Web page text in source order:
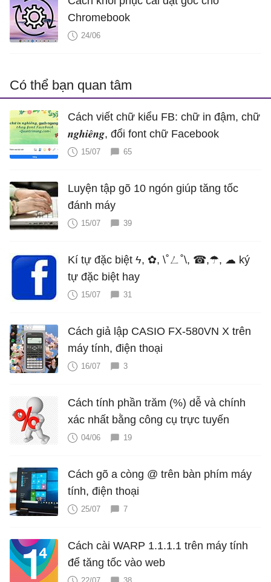
Chromebook
24/06
Có thể bạn quan tâm
Cách viết chữ kiểu FB: chữ in đậm, chữ
𝒏𝒈𝒉𝒊𝒆̂𝒏𝒈, đổi font chữ Facebook
15/07 65
Luyện tập gõ 10 ngón giúp tăng tốc
đánh máy
15/07 39
Kí tự đặc biệt ϟ, ✿, \˚ㄥ˚\, ☎,☂, ☁ ký
tự đặc biệt hay
15/07 31
Cách giả lập CASIO FX-580VN X trên
máy tính, điện thoại
16/07 3
Cách tính phần trăm (%) dễ và chính
xác nhất bằng công cụ trực tuyến
04/06 19
Cách gõ a còng @ trên bàn phím máy
tính, điện thoại
25/07 7
Cách cài WARP 1.1.1.1 trên máy tính
để tăng tốc vào web